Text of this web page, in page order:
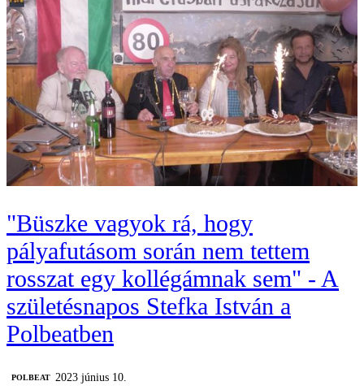
"Büszke vagyok rá, hogy
pályafutásom során nem tettem
rosszat egy kollégámnak sem" - A
születésnapos Stefka István a
Polbeatben
‎POLBEAT
2023 június 10.